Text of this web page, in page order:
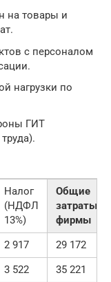
на товары и
с персоналом
нагрузки по
ГИТ
Налог
(НДФЛ
13%)
Общие
затраты
фирмы
2 917
29 172
3 522
35 221